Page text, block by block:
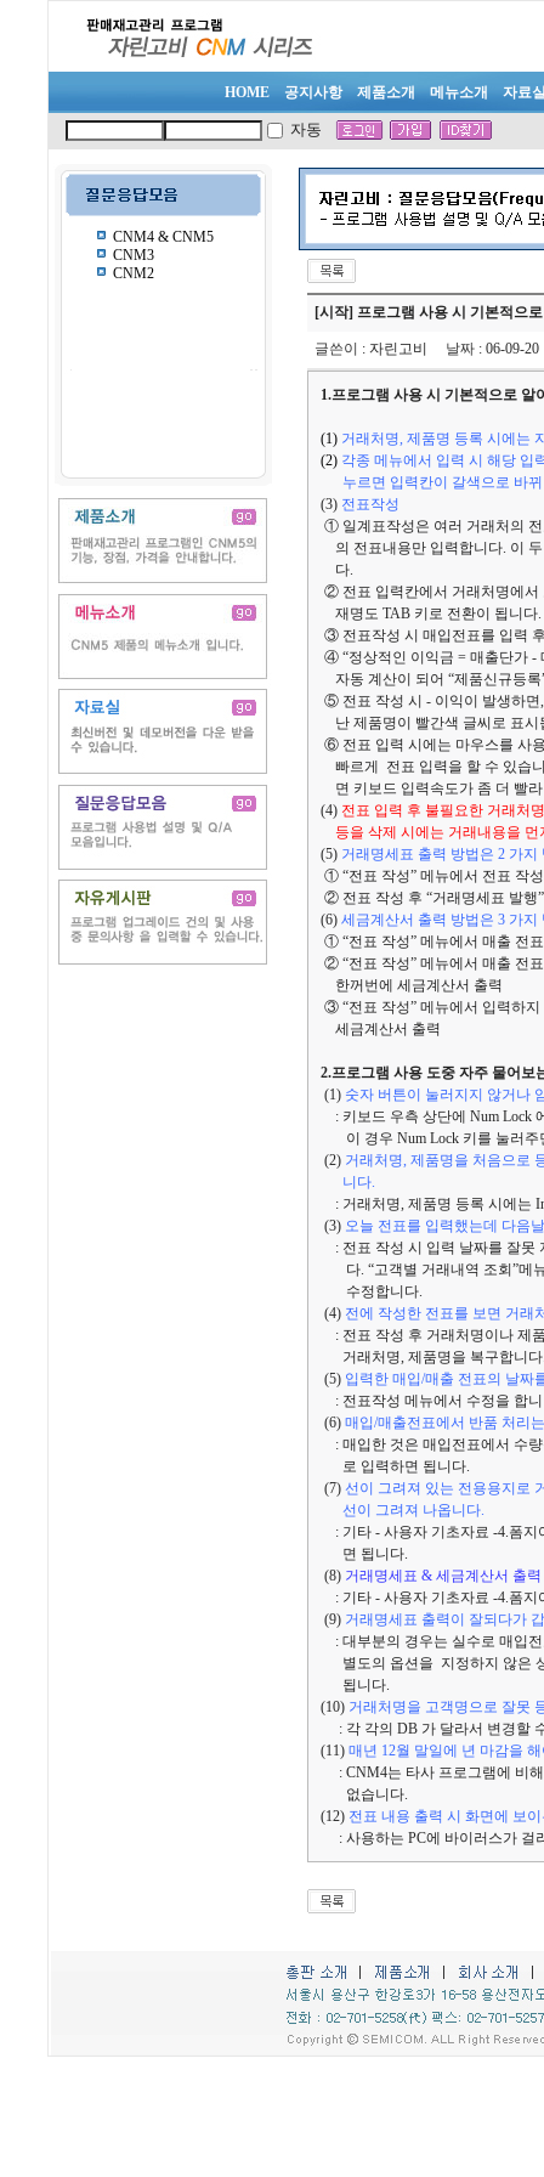
HOME 공지사항 제품소개 메뉴소개 자료
자동
CNM4 & CNM5
CNM3
CNM2
[시작] 프로그램 사용 시 기본적으
글쓴이 : 자린고비 날짜 : 06-09-
1.프로그램 사용 시 기본적으로 알
(1) 거래처명, 제품명 등록 시에는
(2) 각종 메뉴에서 입력 시 해당 입
누르면 입력칸이 갈색으로 바뀌
(3) 전표작성
① 일계표작성은 여러 거래처의
의 전표내용만 입력합니다. 이
다.
② 전표 입력칸에서 거래처명에서
재명도 TAB 키로 전환이 됩니다.
③ 전표작성 시 매입전표를 입력
④ “정상적인 이익금 = 매출단가 -
자동 계산이 되어 “제품신규등록
⑤ 전표 작성 시 - 이익이 발생하
난 제품명이 빨간색 글씨로 표시
⑥ 전표 입력 시에는 마우스를 사
빠르게 전표 입력을 할 수 있습
면 키보드 입력속도가 좀 더 빨
(4) 전표 입력 후 불필요한 거래처
등을 삭제 시에는 거래내용을
(5) 거래명세표 출력 방법은 2 가지
① “전표 작성” 메뉴에서 전표 작
② 전표 작성 후 “거래명세표 발행
(6) 세금계산서 출력 방법은 3 가지
① “전표 작성” 메뉴에서 매출 전
② “전표 작성” 메뉴에서 매출 전
한꺼번에 세금계산서 출력
③ “전표 작성” 메뉴에서 입력하
세금계산서 출력
2.프로그램 사용 도중 자주 물어보
(1) 숫자 버튼이 눌러지지 않거나
: 키보드 우측 상단에 Num Lock
이 경우 Num Lock 키를 눌러주
(2) 거래처명, 제품명을 처음으로
니다.
: 거래처명, 제품명 등록 시에는
(3) 오늘 전표를 입력했는데 다음
: 전표 작성 시 입력 날짜를 잘못
다. “고객별 거래내역 조회”메
수정합니다.
(4) 전에 작성한 전표를 보면 거래
: 전표 작성 후 거래처명이나 제
거래처명, 제품명을 복구합니
(5) 입력한 매입/매출 전표의 날짜
: 전표작성 메뉴에서 수정을 합
(6) 매입/매출전표에서 반품 처리
: 매입한 것은 매입전표에서 수
로 입력하면 됩니다.
(7) 선이 그려져 있는 전용용지로
선이 그려져 나옵니다.
: 기타 - 사용자 기초자료 -4.폼지
면 됩니다.
(8) 거래명세표 & 세금계산서 출
: 기타 - 사용자 기초자료 -4.폼지
(9) 거래명세표 출력이 잘되다가
: 대부분의 경우는 실수로 매입
별도의 옵션을 지정하지 않은
됩니다.
(10) 거래처명을 고객명으로 잘못
: 각 각의 DB 가 달라서 변경할
(11) 매년 12월 말일에 년 마감을
: CNM4는 타사 프로그램에 비
없습니다.
(12) 전표 내용 출력 시 화면에 보
: 사용하는 PC에 바이러스가 걸